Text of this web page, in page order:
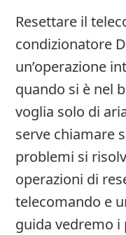
Resettare il
condizionatore
un’operazione
quando si è nel
voglia solo di
serve chiamare
problemi si
operazioni di
telecomando e
guida vedremo i